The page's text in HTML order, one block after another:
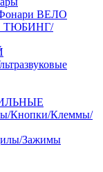
ВЕЛО
ТЮБИНГ/
Кнопки/Клеммы/
Зажимы